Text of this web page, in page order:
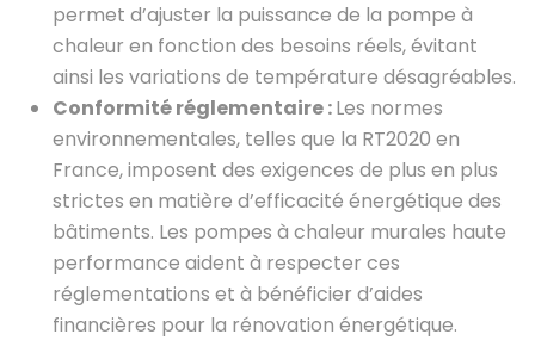
permet d’ajuster la puissance de la pompe à
chaleur en fonction des besoins réels, évitant
ainsi les variations de température désagréables.
Conformité réglementaire :Les normes
environnementales, telles que la RT2020 en
France, imposent des exigences de plus en plus
strictes en matière d’efficacité énergétique des
bâtiments. Les pompes à chaleur murales haute
performance aident à respecter ces
réglementations et à bénéficier d’aides
financières pour la rénovation énergétique.